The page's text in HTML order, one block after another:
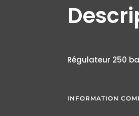
Régulateur 250
INFORMATION